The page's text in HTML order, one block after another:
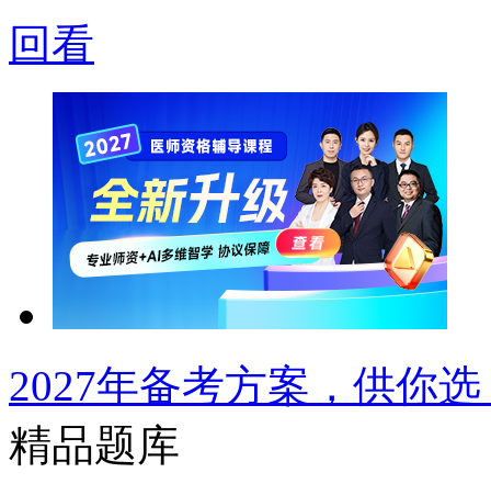
回看
2027年备考方案，供你
精品题库